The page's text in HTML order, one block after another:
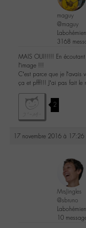
maguy
@maguy
Labohémien
3168
MAIS OUI!!!!! En
l’image !!!
C’est parce que je l’avais
ça et pfff!!! J’ai pas fait le
2
17 novembre 2016 à 17:26
MrsJingles
@sbruno
Labohémien
10